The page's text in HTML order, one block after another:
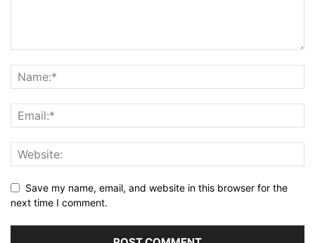
Save my name, email, and website in this browser for the
next time I comment.